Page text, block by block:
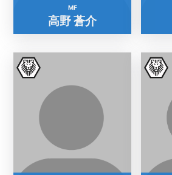
MF
高野 蒼介